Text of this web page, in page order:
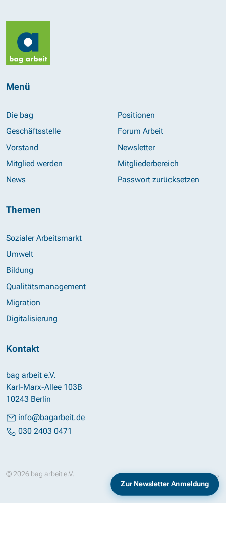
Menü
Die bag
Geschäftsstelle
Vorstand
Mitglied werden
News
Positionen
Forum Arbeit
Newsletter
Mitgliederbereich
Passwort zurücksetzen
Themen
Sozialer Arbeitsmarkt
Umwelt
Bildung
Qualitätsmanagement
Migration
Digitalisierung
Kontakt
bag arbeit e.V.
Karl-Marx-Allee 103B
10243 Berlin
info@bagarbeit.de
030 2403 0471
© 2026 bag arbeit e.V. Datenschutz
Zur Newsletter Anmeldung